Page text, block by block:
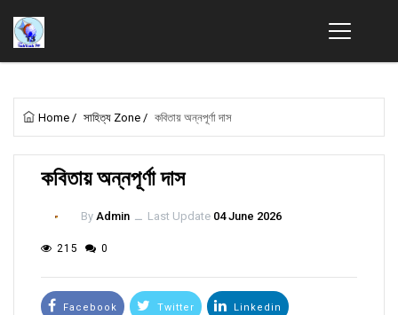
Home / সাহিত্য Zone / কবিতায় অন্নপূর্ণা দাস
কবিতায় অন্নপূর্ণা দাস
By Admin ــ Last Update 04 June 2026
215 0
Facebook Twitter Linkedin